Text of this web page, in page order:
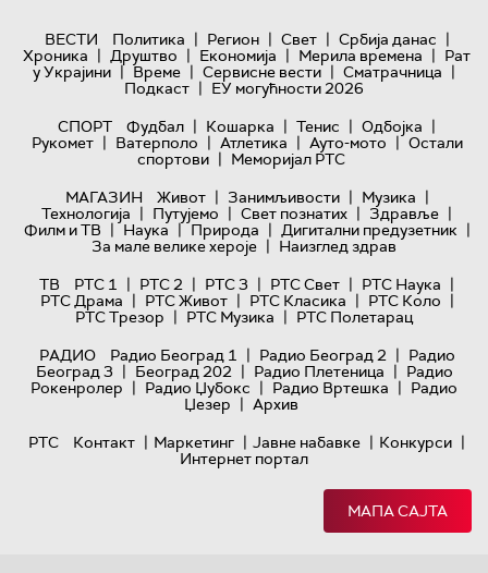
ВЕСТИ Политика | Регион | Свет | Србија данас |
Хроника | Друштво | Економија | Мерила времена | Рат
у Украјини | Време | Сервисне вести | Сматрачница |
Подкаст | ЕУ могућности 2026
СПОРТ
Фудбал | Кошарка | Тенис | Одбојка |
Рукомет | Ватерполо | Атлетика | Ауто-мото | Остали
спортови | Меморијал РТС
МАГАЗИН
Живот | Занимљивости | Музика |
Технологијa | Путујемо | Свет познатих | Здравље |
Филм и ТВ | Наука | Природа | Дигитални предузетник |
За мале велике хероје | Наизглед здрав
ТВ
РТС 1 | РТС 2 | РТС 3 | РТС Свет | РТС Наука |
РТС Драма | РТС Живот | РТС Класика | РТС Коло |
РТС Трезор | РТС Музика | РТС Полетарац
РАДИО
Радио Београд 1 | Радио Београд 2 | Радио
Београд 3 | Београд 202 | Радио Плетеница | Радио
Рокенролер | Радио Џубокс | Радио Вртешка | Радио
Џезер | Архив
РТС
Контакт | Маркетинг | Јавне набавке | Конкурси |
Интернет портал
МАПА САЈТА